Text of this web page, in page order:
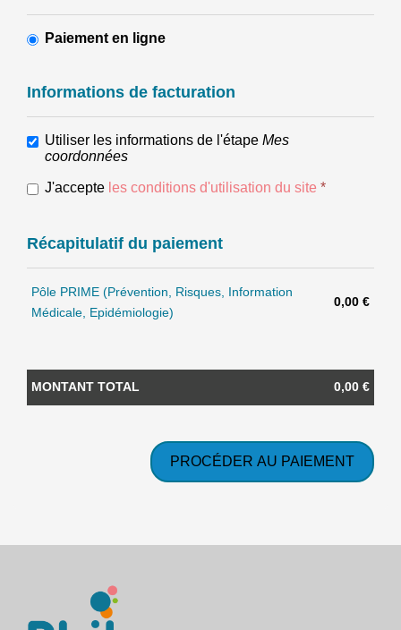
Paiement en ligne
Informations de facturation
Utiliser les informations de l'étape Mes
coordonnées
J'accepte les conditions d'utilisation du site *
Récapitulatif du paiement
Pôle PRIME (Prévention, Risques, Information
Médicale, Epidémiologie)
0,00 €
MONTANT TOTAL 0,00 €
PROCÉDER AU PAIEMENT